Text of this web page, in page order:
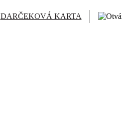
DARČEKOVÁ KARTA